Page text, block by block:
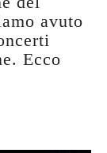
avuto
Ecco